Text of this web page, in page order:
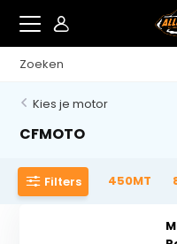
Kies je motor
CFMOTO
Filters 450MT